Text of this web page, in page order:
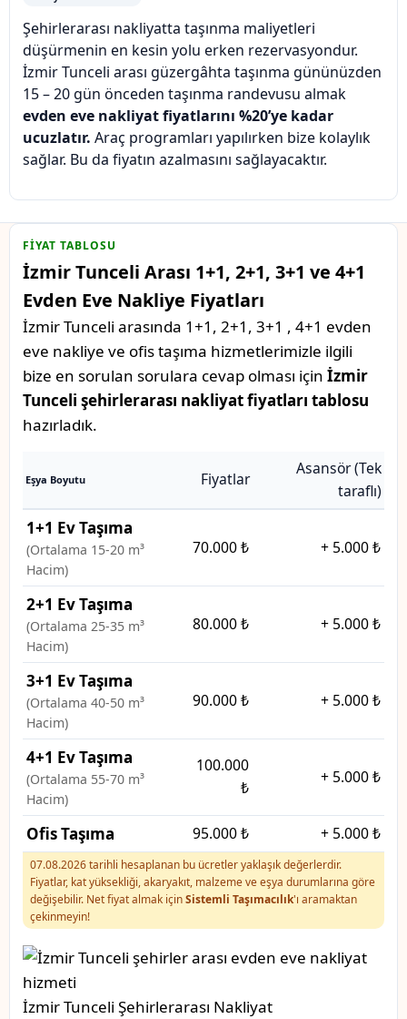
Şehirlerarası nakliyatta taşınma maliyetleri
düşürmenin en kesin yolu erken rezervasyondur.
İzmir Tunceli arası güzergâhta taşınma gününüzden
15 – 20 gün önceden taşınma randevusu almak
evden eve nakliyat fiyatlarını %20’ye kadar
ucuzlatır. Araç programları yapılırken bize kolaylık
sağlar. Bu da fiyatın azalmasını sağlayacaktır.
FIYAT TABLOSU
İzmir Tunceli Arası 1+1, 2+1, 3+1 ve 4+1
Evden Eve Nakliye Fiyatları
İzmir Tunceli arasında 1+1, 2+1, 3+1 , 4+1 evden
eve nakliye ve ofis taşıma hizmetlerimizle ilgili
bize en sorulan sorulara cevap olması için İzmir
Tunceli şehirlerarası nakliyat fiyatları tablosu
hazırladık.
Eşya Boyutu Fiyatlar
Asansör (Tek
taraflı)
1+1 Ev Taşıma
(Ortalama 15-20 m³
Hacim)
70.000 ₺ + 5.000 ₺
2+1 Ev Taşıma
(Ortalama 25-35 m³
Hacim)
80.000 ₺ + 5.000 ₺
3+1 Ev Taşıma
(Ortalama 40-50 m³
Hacim)
90.000 ₺ + 5.000 ₺
4+1 Ev Taşıma
(Ortalama 55-70 m³
Hacim)
100.000
₺
+ 5.000 ₺
Ofis Taşıma 95.000 ₺ + 5.000 ₺
07.08.2026 tarihli hesaplanan bu ücretler yaklaşık değerlerdir.
Fiyatlar, kat yüksekliği, akaryakıt, malzeme ve eşya durumlarına göre
değişebilir. Net fiyat almak içinSistemli Taşımacılık'ı aramaktan
çekinmeyin!
İzmir Tunceli Şehirlerarası Nakliyat